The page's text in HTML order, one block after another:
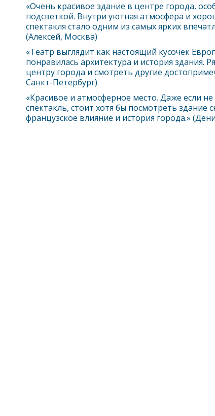
«Очень красивое здание в центре города,
подсветкой. Внутри уютная атмосфера и
спектакля стало одним из самых ярких
(Алексей, Москва)
«Театр выглядит как настоящий кусочек
понравилась архитектура и история здания.
центру города и смотреть другие
Санкт-Петербург)
«Красивое и атмосферное место. Даже если
спектакль, стоит хотя бы посмотреть здание
французское влияние и история города.»